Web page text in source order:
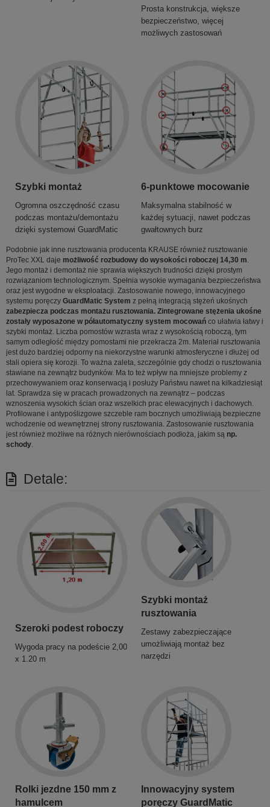
Prosta konstrukcja, większe
bezpieczeństwo, więcej
możliwych zastosowań
Szybki montaż
Ogromna oszczędność czasu
podczas montażu/demontażu
dzięki systemowi GuardMatic
6-punktowe mocowanie
Maksymalna stabilność w
każdej sytuacji, nawet podczas
gwałtownych burz
Podobnie jak inne rusztowania producenta KRAUSE również rusztowanie
ProTec XXL daje możliwość rozbudowy do wysokości roboczej 14,30 m
Jego montaż i demontaż nie sprawia większych trudności dzięki prostym
rozwiązaniom technologicznym. Spełnia wysokie wymagania bezpieczeństwa
oraz jest wygodne w eksploatacji. Zastosowanie nowego, innowacyjnego
systemu poręczy GuardMatic System z pełną integracją stężeń ukośnych
zabezpiecza podczas montażu rusztowania. Zintegrowane stężenia ukośne
zostały wyposażone w półautomatyczny system mocowań co ułatwia łatwy i
szybki montaż. Liczba pomostów wzrasta wraz z wysokością roboczą, tym
samym odległość między pomostami nie przekracza 2m. Materiał rusztowania
jest dużo bardziej odporny na niekorzystne warunki atmosferyczne i dłużej od
stali opiera się korozji. To ważna zaleta, szczególnie gdy chodzi o rusztowania
stawiane na zewnątrz budynków. Ma to też wpływ na mniejsze problemy z
przechowywaniem oraz konserwacją i posłuży Państwu nawet na kilkadziesiąt
lat. Sprawdza się w pracach prowadzonych na zewnątrz – podczas
wznoszenia wysokich ścian oraz wszelkich prac elewacyjnych i dachowych.
Profilowane i antypoślizgowe szczeble ram bocznych umożliwiają bezpieczne
wchodzenie od wewnętrznej strony rusztowania. Zastosowanie rusztowania
jest również możliwe na różnych nierównościach podłoża, jakim są np.
schody
Detale:
Szeroki podest roboczy
Wygoda pracy na podeście 2,00
x 1.20 m
Szybki montaż
rusztowania
Zestawy zabezpieczające
umożliwiają montaż bez
narzędzi
Rolki jezdne 150 mm z
hamulcem
Innowacyjny system
poręczy GuardMatic